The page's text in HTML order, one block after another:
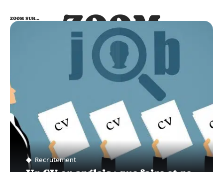
ZOOM
SUR…
ZOOM SUR…
Recrutement